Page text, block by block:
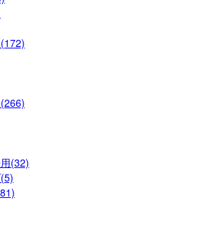
(32)